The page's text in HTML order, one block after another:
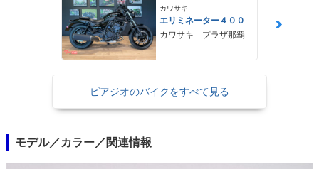
カワサキ
エリミネーター４００
カワサキ プラザ那覇
ピアジオのバイクをすべて見る
モデル／カラー／関連情報